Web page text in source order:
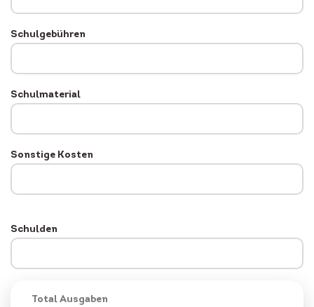
Schulgebühren
Schulmaterial
Sonstige Kosten
Schulden
Total Ausgaben